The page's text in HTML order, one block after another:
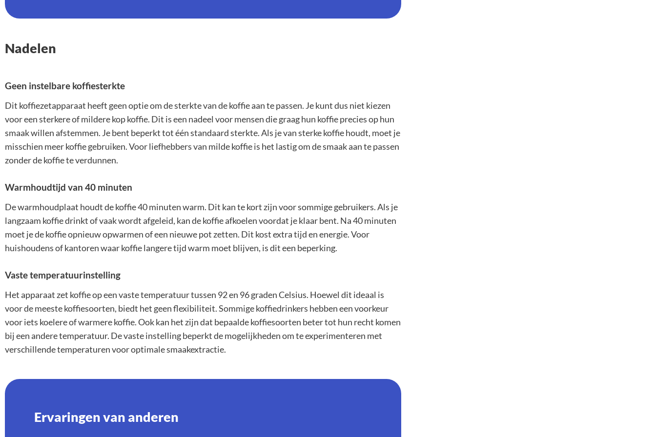
Nadelen
Geen instelbare koffiesterkte
Dit koffiezetapparaat heeft geen optie om de sterkte van de koffie aan te passen. Je kunt dus niet kiezen
voor een sterkere of mildere kop koffie. Dit is een nadeel voor mensen die graag hun koffie precies op hun
smaak willen afstemmen. Je bent beperkt tot één standaard sterkte. Als je van sterke koffie houdt, moet je
misschien meer koffie gebruiken. Voor liefhebbers van milde koffie is het lastig om de smaak aan te passen
zonder de koffie te verdunnen.
Warmhoudtijd van 40 minuten
De warmhoudplaat houdt de koffie 40 minuten warm. Dit kan te kort zijn voor sommige gebruikers. Als je
langzaam koffie drinkt of vaak wordt afgeleid, kan de koffie afkoelen voordat je klaar bent. Na 40 minuten
moet je de koffie opnieuw opwarmen of een nieuwe pot zetten. Dit kost extra tijd en energie. Voor
huishoudens of kantoren waar koffie langere tijd warm moet blijven, is dit een beperking.
Vaste temperatuurinstelling
Het apparaat zet koffie op een vaste temperatuur tussen 92 en 96 graden Celsius. Hoewel dit ideaal is
voor de meeste koffiesoorten, biedt het geen flexibiliteit. Sommige koffiedrinkers hebben een voorkeur
voor iets koelere of warmere koffie. Ook kan het zijn dat bepaalde koffiesoorten beter tot hun recht komen
bij een andere temperatuur. De vaste instelling beperkt de mogelijkheden om te experimenteren met
verschillende temperaturen voor optimale smaakextractie.
Ervaringen van anderen